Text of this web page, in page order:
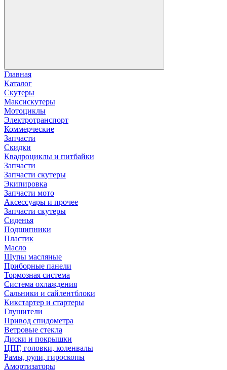
Главная
Каталог
Скутеры
Максискутеры
Мотоциклы
Электротранспорт
Коммерческие
Запчасти
Скидки
Квадроциклы и питбайки
Запчасти
Запчасти скутеры
Экипировка
Запчасти мото
Аксессуары и прочее
Запчасти скутеры
Сиденья
Подшипники
Пластик
Масло
Щупы масляные
Приборные панели
Тормозная система
Система охлаждения
Сальники и сайлентблоки
Кикстартер и стартеры
Глушители
Привод спидометра
Ветровые стекла
Диски и покрышки
ЦПГ, головки, коленвалы
Рамы, рули, гироскопы
Амортизаторы